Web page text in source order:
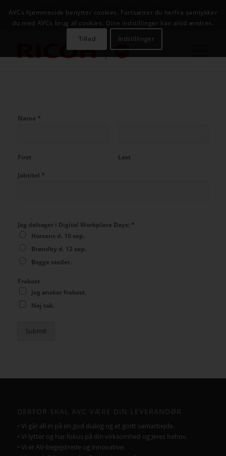
AVC INFOSYSTEM
Name *
First Last
Jobtitel *
Jeg deltager i Digital Workplace Days: *
Horsens d. 10 sep.
Brøndby d. 12 sep.
Begge steder.
Frokost
Jeg ønsker frokost.
Nej tak.
Submit
• Vi går all in på en god dialog og et godt samarbejde.
• Vi lytter og har fokus på din virksomhed og Jeres behov.
• Vi er AV-begejstrede og innovative.
AVCs hjemmeside benytter cookies. Fortsætter du herfra samtykker
du med AVCs brug af cookies. Dine indstillinger kan altid ændres.
Tillad
Indstillinger